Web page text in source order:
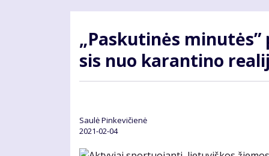
„Pas­ku­ti­nės
sis nuo ka­ran­ti­no
Saulė Pinkevičienė
2021-02-04